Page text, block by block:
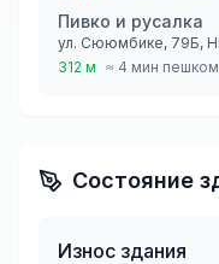
Пивко и русалка
ул. Сююмбике, 79Б,
312 м ≈ 4 мин пешком
Состояние
Износ здания